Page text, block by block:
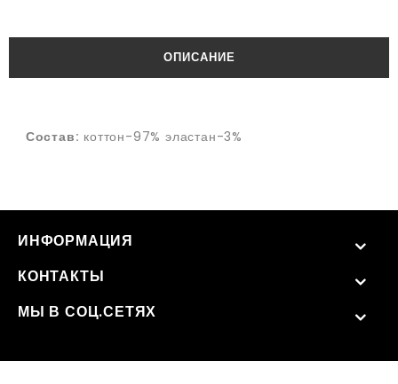
ОПИСАНИЕ
Состав: коттон-97% эластан-3%
ИНФОРМАЦИЯ
КОНТАКТЫ
МЫ В СОЦ.СЕТЯХ